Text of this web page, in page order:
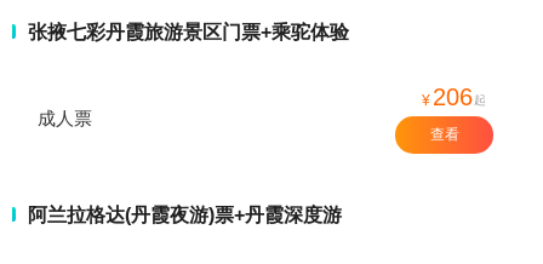
张掖七彩丹霞旅游景区门票+乘驼体验
成人票
¥ 206起
查看
阿兰拉格达(丹霞夜游)票+丹霞深度游